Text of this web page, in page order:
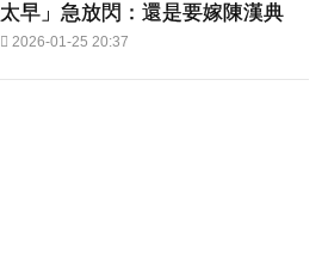
太早」急放閃：還是要嫁陳漢典
2026-01-25 20:37